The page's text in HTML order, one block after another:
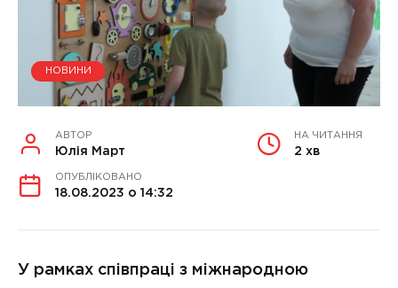
НОВИНИ
АВТОР
Юлія Март
НА ЧИТАННЯ
2 хв
ОПУБЛІКОВАНО
18.08.2023 о 14:32
У рамках співпраці з міжнародною